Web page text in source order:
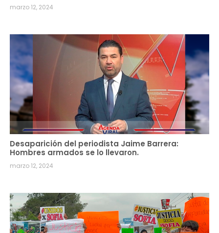
marzo 12, 2024
Desaparición del periodista Jaime Barrera:
Hombres armados se lo llevaron.
marzo 12, 2024